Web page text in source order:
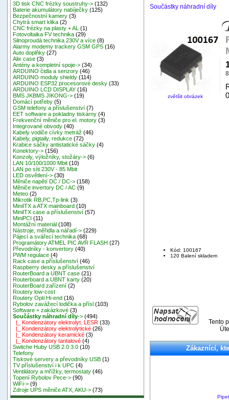
3D tisk CNC frézky soustruhy-> (132)
Baterie akumulátory nabíječky (125)
Bezpečnostní kamery (3)
Chytrá smart klika (2)
CNC frézky na plasty + AL
(1)
Fotovoltaika FV technika (29)
Silnoproudá technika 230V a více (8)
Alarmy modemy trackery GSM GPS (16)
Auto doplňky (27)
Alix case (3)
Antény a kompletní spoje-> (34)
ARDUINO čidla a senzory (46)
ARDUINO moduly shieldy (114)
ARDUINO ESP32 procesorové desky (33)
ARDUINO LCD DISPLAY (16)
BMS JKBMS JIKONG-> (19)
Domácí potřeby (5)
GSM telefony a příslušenství (7)
EET software a pokladny tiskárny (4)
Frekvenční měniče pro el. motory (3)
Integrované obvody (40)
Kabely vodiče cívky metráž (46)
Kabely, pigtaily, redukce (72)
Krabice sáčky antistatické sáčky (4)
Konektory-> (156)
Konzoly, výložníky, stožáry-> (6)
LAN 10/100/1000 Mbit (10)
LAN po síti 230V - 85 Mbit
LED osvětlení-> (30)
Měniče napětí DC / DC-> (158)
Měniče invertory DC / AC (9)
Meteo (2)
Mikrotik RB,PC,Tp-link (3)
MiniITX a ATX mainboard (10)
MiniITX case a příslušenství (57)
MiniPCI (11)
Montážní materiál (108)
Nástroje, měřidla a nářadí-> (229)
Pájecí a svářecí technika (68)
Programátory ATMEL PIC AVR FLASH (27)
Převodníky - konvertory (40)
PWM regulace (4)
Rack case a příslušenství (46)
Raspberry desky a příslušenství
RouterBoard a UBNT case (21)
Routerboard a UBNT karty (20)
RouterBoard zařízení (2)
Routery low-cost
Routery Opti Hi-end (16)
Rybolov zavážecí lodička a přísl (103)
Software + zakázkové (3)
Součástky náhradní díly-> (494)
|_ Kondenzátory elektrolyt. LESR (33)
|_ Kondenzátory elektrolytické (26)
|_ Kondenzátory keramické (3)
|_ Kondenzátory tantalové (4)
Switche Huby USB 2.0 3.0 (10)
Telefony
Tiskové servery a převodníky USB (1)
TV příslušenství i k UPC (4)
Ventilátory a mřížky, termostaty (46)
Topení Rybolov Pece-> (90)
WiFi-> (9)
Zdroje UPS měniče ATX, AKU-> (73)
Součástky náhradní díly
zvětšit obrázek
Kód: 100167
120 Balení skladem
Tento
Zákaznící,